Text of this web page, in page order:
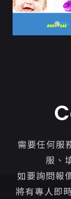
需要任何服
服、
如要詢問報
將有專人即